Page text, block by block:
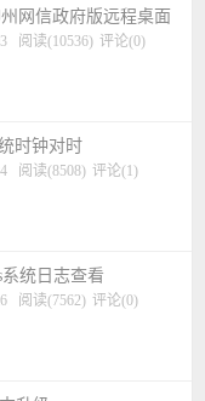
网信政府版远程桌面
阅读(10536) 评论(0)
时钟对时
阅读(8508) 评论(1)
系统日志查看
阅读(7562) 评论(0)